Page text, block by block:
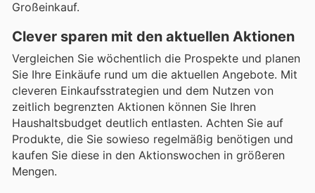
Großeinkauf.
Clever sparen mit den aktuellen Aktionen
Vergleichen Sie wöchentlich die Prospekte und planen
Sie Ihre Einkäufe rund um die aktuellen Angebote. Mit
cleveren Einkaufsstrategien und dem Nutzen von
zeitlich begrenzten Aktionen können Sie Ihren
Haushaltsbudget deutlich entlasten. Achten Sie auf
Produkte, die Sie sowieso regelmäßig benötigen und
kaufen Sie diese in den Aktionswochen in größeren
Mengen.